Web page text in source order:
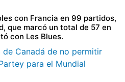
con Francia en 99 partidos,
que marcó un total de 57 en
con Les Blues.
de Canadá de no permitir
para el Mundial